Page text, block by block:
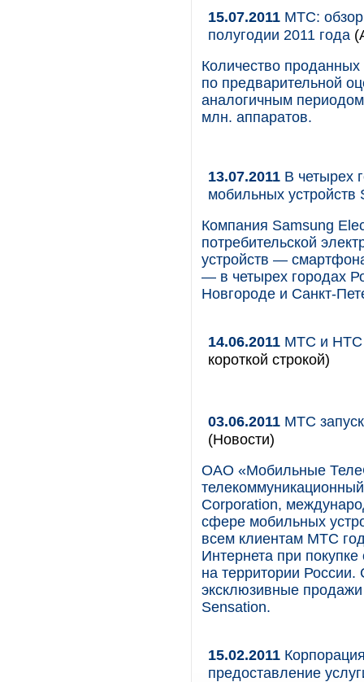
15.07.2011 МТС: обзор
полугодии 2011 года
Количество
по предварительной
аналогичным
млн. аппаратов.
13.07.2011 В четырех
мобильных устройств
Компания Samsung
потребительской
устройств —
— в четырех городах
Новгороде и Санкт-
14.06.2011 МТС и HTC
короткой строкой)
03.06.2011 МТС
(Новости)
ОАО «Мобильные
Corporation,
сфере мобильных
всем клиентам МТС
Интернета при
на территории
эксклюзивные
Sensation.
15.02.2011
предоставление